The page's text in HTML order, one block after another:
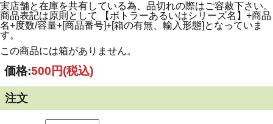
実店舗と在庫を共有している為、品切れの際はご容赦下さい。
商品表記は原則として 【ボトラーあるいはシリーズ名】+商品
名+度数/容量+[商品番号]+[箱の有無、輸入形態]となっていま
す。
この商品には箱がありません。
価格:500円(税込)
注文